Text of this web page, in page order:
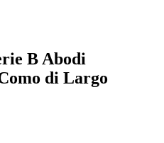
B Abodi
di Largo